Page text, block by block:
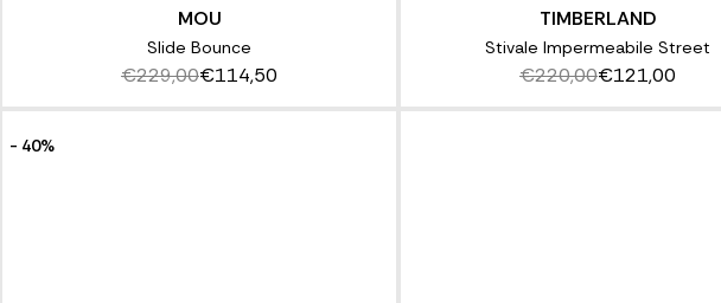
MOU
Slide Bounce
€229,00€114,50
TIMBERLAND
Stivale Impermeabile Street
€220,00€121,00
- 40%